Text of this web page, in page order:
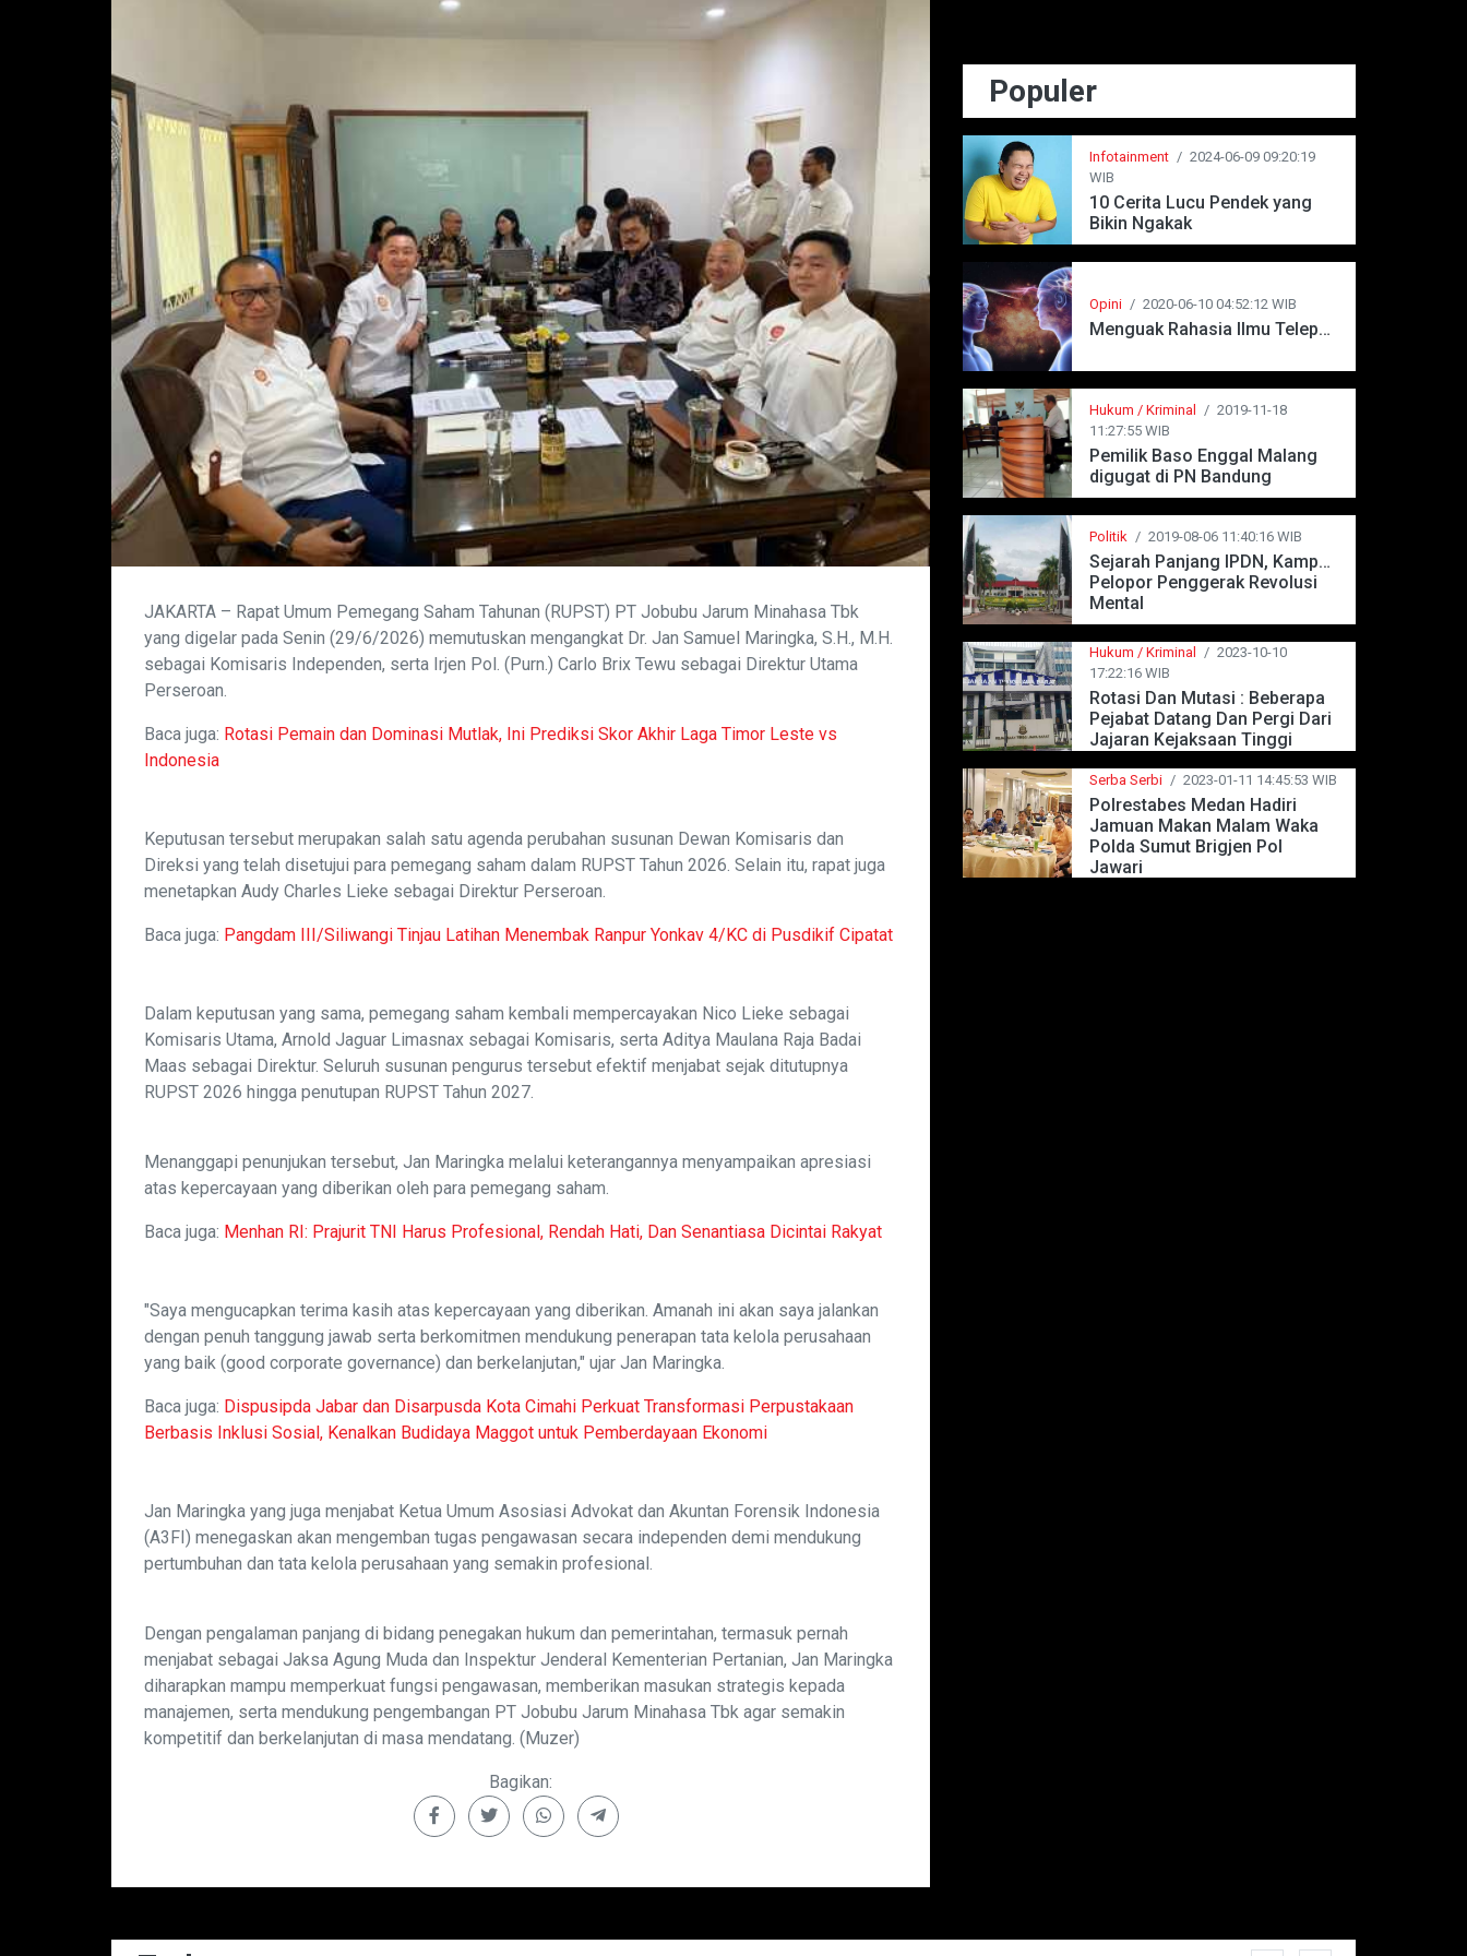
JAKARTA – Rapat Umum Pemegang Saham Tahunan (RUPST) PT Jobubu Jarum Minahasa Tbk
yang digelar pada Senin (29/6/2026) memutuskan mengangkat Dr. Jan Samuel Maringka, S.H., M.H.
sebagai Komisaris Independen, serta Irjen Pol. (Purn.) Carlo Brix Tewu sebagai Direktur Utama
Perseroan.
Baca juga: Rotasi Pemain dan Dominasi Mutlak, Ini Prediksi Skor Akhir Laga Timor Leste vs
Indonesia
Keputusan tersebut merupakan salah satu agenda perubahan susunan Dewan Komisaris dan
Direksi yang telah disetujui para pemegang saham dalam RUPST Tahun 2026. Selain itu, rapat juga
menetapkan Audy Charles Lieke sebagai Direktur Perseroan.
Baca juga: Pangdam III/Siliwangi Tinjau Latihan Menembak Ranpur Yonkav 4/KC di Pusdikif Cipatat
Dalam keputusan yang sama, pemegang saham kembali mempercayakan Nico Lieke sebagai
Komisaris Utama, Arnold Jaguar Limasnax sebagai Komisaris, serta Aditya Maulana Raja Badai
Maas sebagai Direktur. Seluruh susunan pengurus tersebut efektif menjabat sejak ditutupnya
RUPST 2026 hingga penutupan RUPST Tahun 2027.
Menanggapi penunjukan tersebut, Jan Maringka melalui keterangannya menyampaikan apresiasi
atas kepercayaan yang diberikan oleh para pemegang saham.
Baca juga: Menhan RI: Prajurit TNI Harus Profesional, Rendah Hati, Dan Senantiasa Dicintai Rakyat
"Saya mengucapkan terima kasih atas kepercayaan yang diberikan. Amanah ini akan saya jalankan
dengan penuh tanggung jawab serta berkomitmen mendukung penerapan tata kelola perusahaan
yang baik (good corporate governance) dan berkelanjutan," ujar Jan Maringka.
Baca juga: Dispusipda Jabar dan Disarpusda Kota Cimahi Perkuat Transformasi Perpustakaan
Berbasis Inklusi Sosial, Kenalkan Budidaya Maggot untuk Pemberdayaan Ekonomi
Jan Maringka yang juga menjabat Ketua Umum Asosiasi Advokat dan Akuntan Forensik Indonesia
(A3FI) menegaskan akan mengemban tugas pengawasan secara independen demi mendukung
pertumbuhan dan tata kelola perusahaan yang semakin profesional.
Dengan pengalaman panjang di bidang penegakan hukum dan pemerintahan, termasuk pernah
menjabat sebagai Jaksa Agung Muda dan Inspektur Jenderal Kementerian Pertanian, Jan Maringka
diharapkan mampu memperkuat fungsi pengawasan, memberikan masukan strategis kepada
manajemen, serta mendukung pengembangan PT Jobubu Jarum Minahasa Tbk agar semakin
kompetitif dan berkelanjutan di masa mendatang. (Muzer)
Bagikan:
Populer
Infotainment / 2024-06-09 09:20:19
WIB
10 Cerita Lucu Pendek yang
Bikin Ngakak
Opini / 2020-06-10 04:52:12 WIB
Menguak Rahasia Ilmu Telepati
Hukum / Kriminal / 2019-11-18
11:27:55 WIB
Pemilik Baso Enggal Malang
digugat di PN Bandung
Politik / 2019-08-06 11:40:16 WIB
Sejarah Panjang IPDN, Kampus
Pelopor Penggerak Revolusi
Mental
Hukum / Kriminal / 2023-10-10
17:22:16 WIB
Rotasi Dan Mutasi : Beberapa
Pejabat Datang Dan Pergi Dari
Jajaran Kejaksaan Tinggi
Serba Serbi / 2023-01-11 14:45:53 WIB
Polrestabes Medan Hadiri
Jamuan Makan Malam Waka
Polda Sumut Brigjen Pol
Jawari